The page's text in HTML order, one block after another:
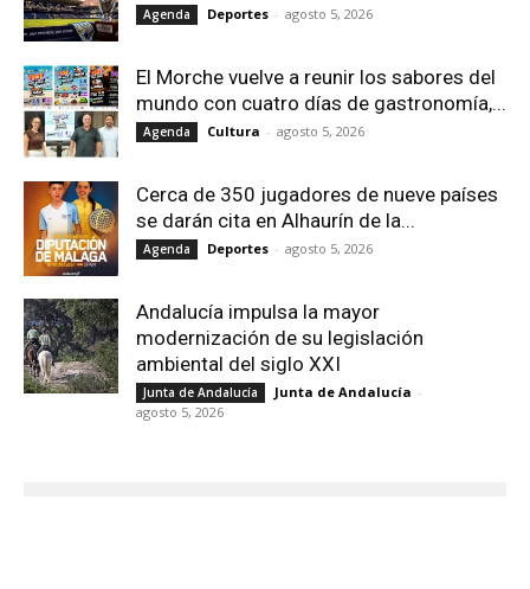
Agenda Deportes - agosto 5, 2026
El Morche vuelve a reunir los sabores del
mundo con cuatro días de gastronomía,...
Agenda Cultura - agosto 5, 2026
Cerca de 350 jugadores de nueve países
se darán cita en Alhaurín de la...
Agenda Deportes - agosto 5, 2026
Andalucía impulsa la mayor
modernización de su legislación
ambiental del siglo XXI
Junta de Andalucía Junta de Andalucía -
agosto 5, 2026